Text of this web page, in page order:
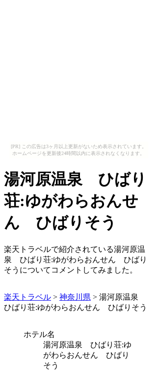
[PR] この広告は3ヶ月以上更新がないため表示されています。
ホームページを更新後24時間以内に表示されなくなります。
湯河原温泉 ひばり
荘:ゆがわらおんせ
ん ひばりそう
楽天トラベルで紹介されている湯河原温
泉 ひばり荘:ゆがわらおんせん ひばり
そうについてコメントしてみました。
楽天トラベル > 神奈川県 > 湯河原温泉
ひばり荘:ゆがわらおんせん ひばりそう
ホテル名
湯河原温泉 ひばり荘:ゆ
がわらおんせん ひばり
そう